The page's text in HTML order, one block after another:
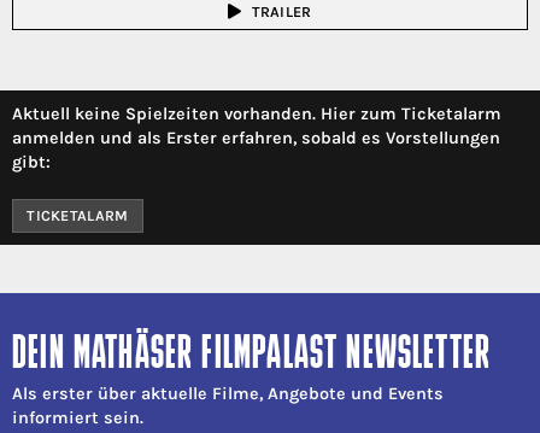
TRAILER
Aktuell keine Spielzeiten vorhanden. Hier zum Ticketalarm
anmelden und als Erster erfahren, sobald es Vorstellungen
gibt:
TICKETALARM
DEIN MATHÄSER FILMPALAST NEWSLETTER
Als erster über aktuelle Filme, Angebote und Events
informiert sein.